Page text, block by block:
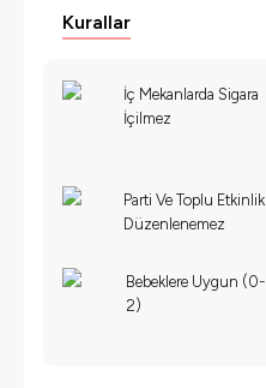
Kurallar
İç Mekanlarda Sigara
İçilmez
Parti Ve Toplu Etkinlik
Düzenlenemez
Bebeklere Uygun (0-
2)